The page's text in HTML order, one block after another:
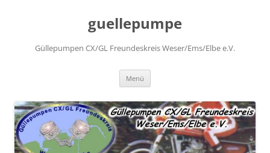
guellepumpe
Güllepumpen CX/GL Freundeskreis Weser/Ems/Elbe e.V.
Menü